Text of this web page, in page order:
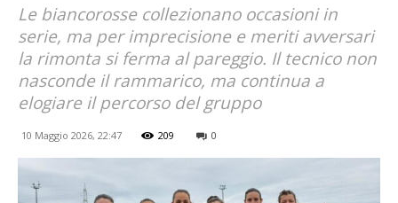
Le biancorosse collezionano occasioni in
serie, ma per imprecisione e meriti avversari
la rimonta si ferma al pareggio. Il tecnico non
nasconde il rammarico, ma continua a
elogiare il percorso del gruppo
10 Maggio 2026, 22:47 209 0